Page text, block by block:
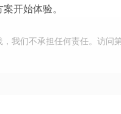
开始体验。
我们不承担任何责任。访